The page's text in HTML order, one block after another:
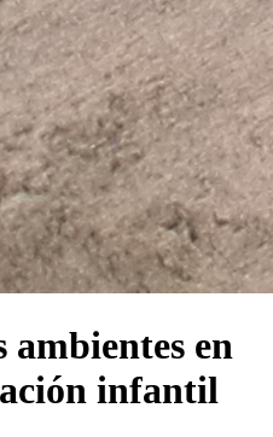
ambientes en
infantil